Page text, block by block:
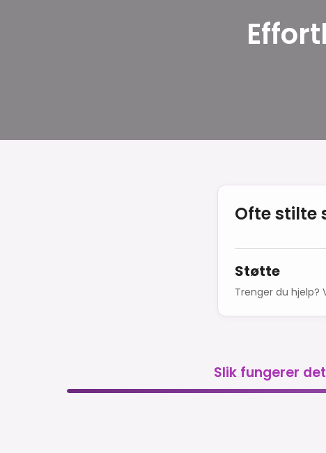
Ofte stilte
Støtte
Trenger du hjelp?
Slik fungerer det